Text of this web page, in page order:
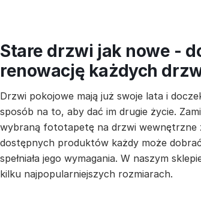
Stare drzwi jak nowe -
renowację każdych
Drzwi pokojowe mają już swoje lata i
sposób na to, aby dać im drugie życie.
wybraną fototapetę na drzwi wewnętrzne
dostępnych produktów każdy może
spełniała jego wymagania. W naszym
kilku najpopularniejszych rozmiarach.